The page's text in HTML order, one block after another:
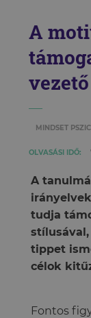
A
MINDSET
OLVASÁSI IDŐ:
A
tudja
tippet
célok
Fontos